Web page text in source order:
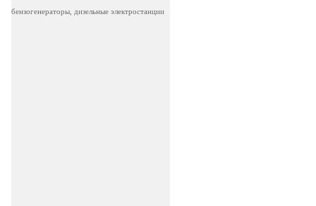
бензогенераторы, дизельные электростанции